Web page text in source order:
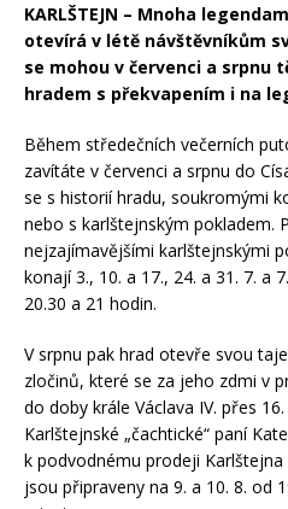
KARLŠTEJN – Mnoha
otevírá v létě návštěvníkům
se mohou v červenci a srpnu
hradem s překvapením i na
Během středečních večerních
zavítáte v červenci a srpnu do
se s historií hradu, soukromými
nebo s karlštejnským pokladem.
nejzajímavějšími karlštejnskými
konají 3., 10. a 17., 24. a 31. 7. a
20.30 a 21 hodin.
V srpnu pak hrad otevře svou
zločinů, které se za jeho zdmi v
do doby krále Václava IV. přes
Karlštejnské „čachtické“ paní
k podvodnému prodeji Karlštejna
jsou připraveny na 9. a 10. 8. od